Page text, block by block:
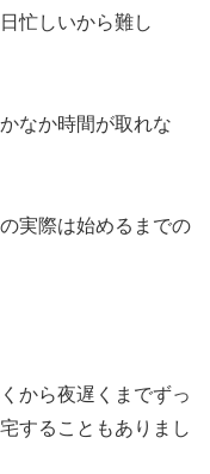
忙しいから難し
なか時間が取れな
実際は始めるまでの
から夜遅くまでずっ
することもありまし